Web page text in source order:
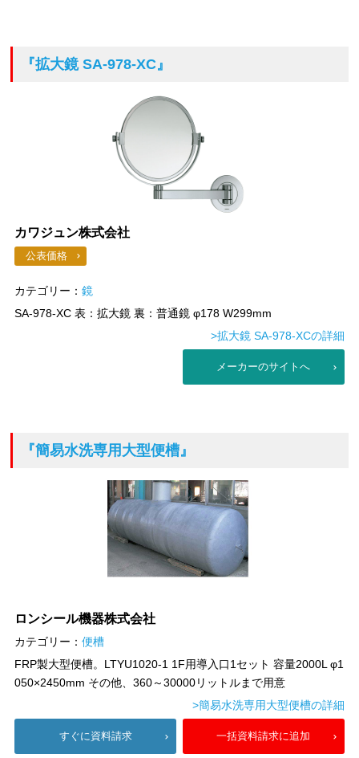
『拡大鏡 SA-978-XC』
カワジュン株式会社
公表価格
カテゴリー：鏡
SA-978-XC 表：拡大鏡 裏：普通鏡 φ178 W299mm
>拡大鏡 SA-978-XCの詳細
メーカーのサイトへ
『簡易水洗専用大型便槽』
ロンシール機器株式会社
カテゴリー：便槽
FRP製大型便槽。LTYU1020-1 1F用導入口1セット 容量2000L φ1
050×2450mm その他、360～30000リットルまで用意
>簡易水洗専用大型便槽の詳細
すぐに資料請求 一括資料請求に追加